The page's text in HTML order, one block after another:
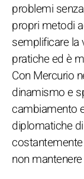
problemi
propri metodi
semplificare la
pratiche ed è
Con Mercurio
dinamismo e
cambiamento
diplomatiche
non